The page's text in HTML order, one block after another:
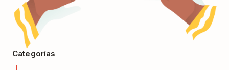
Categorías